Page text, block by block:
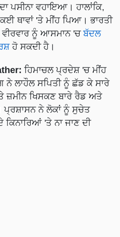
ਪਸੀਨਾ ਵਹਾਇਆ। ਹਾਲਾਂਕਿ,
ਥਾਵਾਂ 'ਤੇ ਮੀਂਹ ਪਿਆ। ਭਾਰਤੀ
ਵੀਰਵਾਰ ਨੂੰ ਆਸਮਾਨ 'ਚਬੱਦਲ
ਹੋ ਸਕਦੀ ਹੈ।
ਹਿਮਾਚਲ ਪ੍ਰਦੇਸ਼ 'ਚ ਮੀਂਹ
ਨੇ ਲਾਹੌਲ ਸਪਿਤੀ ਨੂੰ ਛੱਡ ਕੇ ਸਾਰੇ
ਜ਼ਮੀਨ ਖਿਸਕਣ ਬਾਰੇ ਰੈਡ ਅਤੇ
ਪ੍ਰਸ਼ਾਸਨ ਨੇ ਲੋਕਾਂ ਨੂੰ ਸੁਚੇਤ
'ਤੇ ਨਾ ਜਾਣ ਦੀ